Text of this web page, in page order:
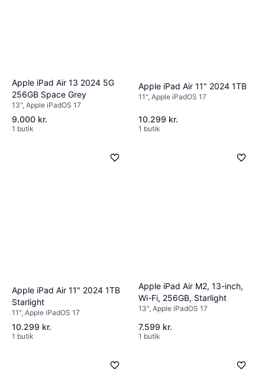
Apple iPad Air 13 2024 5G
256GB Space Grey
13", Apple iPadOS 17
9.000 kr.
1 butik
Apple iPad Air 11" 2024 1TB
11", Apple iPadOS 17
10.299 kr.
1 butik
Apple iPad Air 11" 2024 1TB
Starlight
11", Apple iPadOS 17
10.299 kr.
1 butik
Apple iPad Air M2, 13-inch,
Wi-Fi, 256GB, Starlight
13", Apple iPadOS 17
7.599 kr.
1 butik